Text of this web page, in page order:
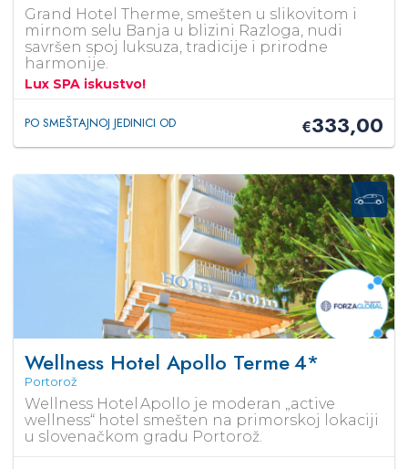
Grand Hotel Therme, smešten u slikovitom i
mirnom selu Banja u blizini Razloga, nudi
savršen spoj luksuza, tradicije i prirodne
harmonije.
Lux SPA iskustvo!
PO SMEŠTAJNOJ JEDINICI OD €333,00
Wellness Hotel Apollo Terme4*
Portorož
Wellness Hotel Apollo je moderan „active
wellness“ hotel smešten na primorskoj lokaciji
u slovenačkom gradu Portorož.